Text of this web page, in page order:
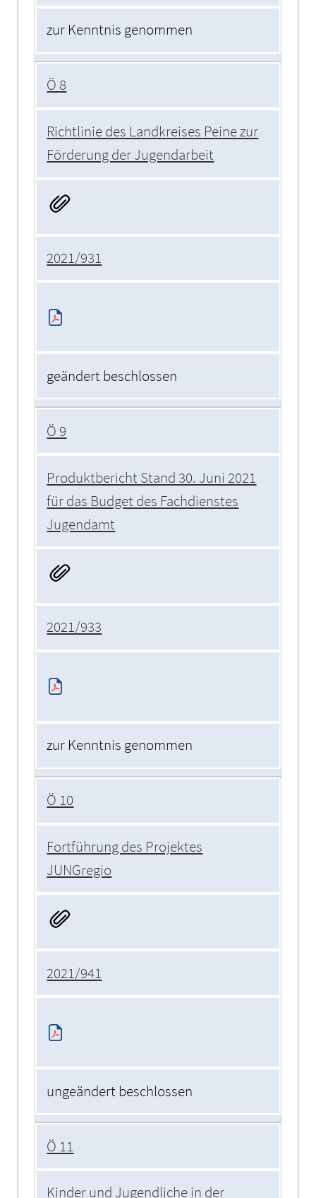
zur Kenntnis genommen
Ö 8
Richtlinie des Landkreises Peine zur
Förderung der Jugendarbeit
2021/931
geändert beschlossen
Ö 9
Produktbericht Stand 30. Juni 2021
für das Budget des Fachdienstes
Jugendamt
2021/933
zur Kenntnis genommen
Ö 10
Fortführung des Projektes
JUNGregio
2021/941
ungeändert beschlossen
Ö 11
Kinder und Jugendliche in der